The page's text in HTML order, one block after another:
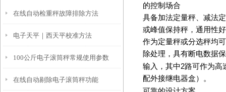
在线自动检重秤故障排除方法
电子天平｜西天平校准方法
100公斤电子滚筒秤常规使用参数
在线自动剔除电子滚筒秤功能
的控制场合
具备加法定量秤、减法
或峰值保持秤，通用性
作为定量秤或分选秤均
除处理，具有断电数据
输入，其中2路可作为高
配外接继电器盒）。